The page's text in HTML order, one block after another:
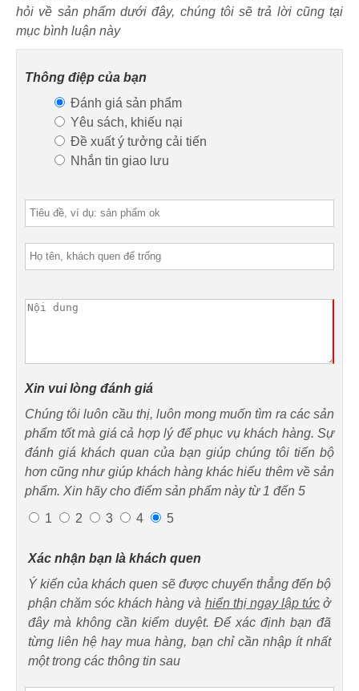
hỏi về sản phẩm dưới đây, chúng tôi sẽ trả lời cũng tại
mục bình luận này
Thông điệp của bạn
Đánh giá sản phẩm
Yêu sách, khiếu nại
Đề xuất ý tưởng cải tiến
Nhắn tin giao lưu
Xin vui lòng đánh giá
Chúng tôi luôn cầu thị, luôn mong muốn tìm ra các sản
phẩm tốt mà giá cả hợp lý để phục vụ khách hàng. Sự
đánh giá khách quan của bạn giúp chúng tôi tiến bộ
hơn cũng như giúp khách hàng khác hiểu thêm về sản
phẩm. Xin hãy cho điểm sản phẩm này từ 1 đến 5
1
2 3 4 5
Xác nhận bạn là khách quen
Ý kiến của khách quen sẽ được chuyển thẳng đến bộ
phận chăm sóc khách hàng và hiển thị ngay lập tứcở
đây mà không cần kiểm duyệt. Để xác định bạn đã
từng liên hệ hay mua hàng, bạn chỉ cần nhập ít nhất
một trong các thông tin sau